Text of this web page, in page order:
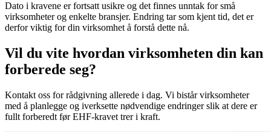
Dato i kravene er fortsatt usikre og det finnes unntak for små
virksomheter og enkelte bransjer. Endring tar som kjent tid, det er
derfor viktig for din virksomhet å forstå dette nå.
Vil du vite hvordan virksomheten din kan
forberede seg?
Kontakt oss for rådgivning allerede i dag. Vi bistår virksomheter
med å planlegge og iverksette nødvendige endringer slik at dere er
fullt forberedt før EHF-kravet trer i kraft.